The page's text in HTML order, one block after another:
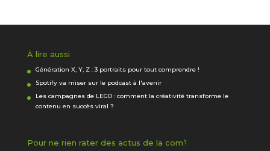
À lire aussi
Génération X, Y, Z : 3 portraits pour tout comprendre !
Spotify va miser sur le podcast à l'avenir
Les campagnes de LEGO : comment la créativité transforme le
contenu en succès viral ?
Pour ne rien rater des actus de la com’!